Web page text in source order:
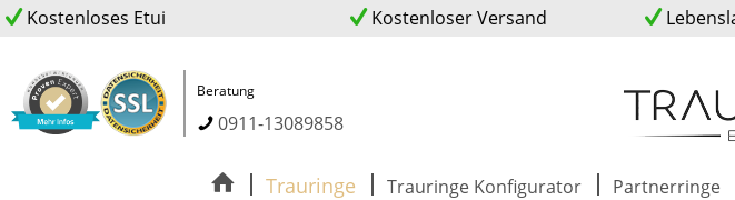
Kostenloses Etui Kostenloser Versand
Beratung
0911-13089858
Trauringe Trauringe Konfigurator Partnerringe